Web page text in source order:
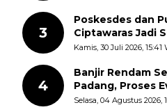
3
Poskesdes dan
Ciptawaras Jadi
Keluhkan
Kamis, 30 Juli 2026, 15:41
4
Banjir Rendam
Padang, Proses
Berlangsung
Selasa, 04 Agustus 2026,